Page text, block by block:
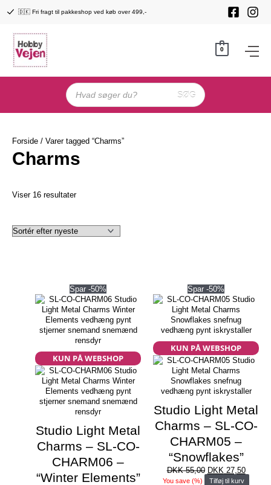
🇩🇰 Fri fragt til pakkeshop ved køb over 499,-
0
Products
search
SØG
Forside / Varer tagged “Charms”
Charms
Viser 16 resultaterSorteret
Spar -50%
KUN PÅ WEBSHOP
Studio Light Metal
Charms – SL-CO-
CHARM06 –
“Winter Elements”
Spar -50%
KUN PÅ WEBSHOP
Studio Light Metal
Charms – SL-CO-
CHARM05 –
“Snowflakes”
DKK55,00 Den
oprindelige
DKK27,50Den
You save (%) Tilføj til kurv